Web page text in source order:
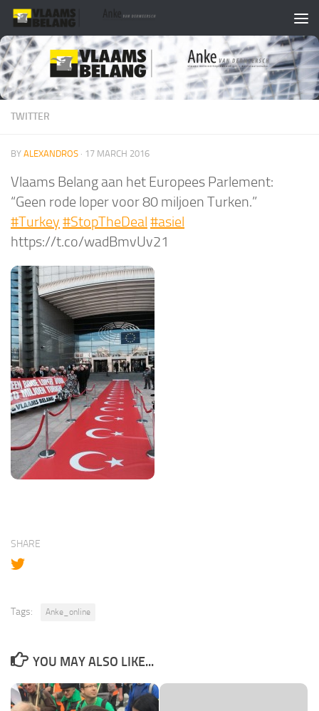
Skip to content
TWITTER
BY ALEXANDROS · 17 MARCH 2016
Vlaams Belang aan het Europees Parlement:
“Geen rode loper voor 80 miljoen Turken.”
#Turkey #StopTheDeal #asiel
https://t.co/wadBmvUv21
SHARE
Tags: Anke_online
YOU MAY ALSO LIKE...